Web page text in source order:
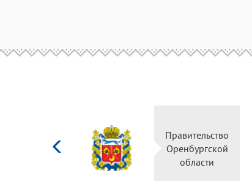
Правительство
Оренбургской
области